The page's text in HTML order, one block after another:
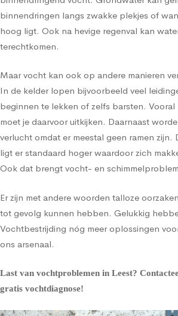
binnendringen langs zwakke plekjes of
hoog ligt. Ook na hevige regenval kan
terechtkomen.
Maar vocht kan ook op andere manieren
In de kelder lopen bijvoorbeeld veel
beginnen te lekken of zelfs barsten. Vooral
moet je daarvoor uitkijken. Daarnaast
verlucht omdat er meestal geen ramen zijn.
ligt er standaard hoger waardoor zich
Ook dat brengt vocht- en
Er zijn met andere woorden talloze
tot gevolg kunnen hebben. Gelukkig
Vochtbestrijding nóg meer oplossingen
ons arsenaal.
Last van vochtproblemen in Leest?
gratis vochtdiagnose!